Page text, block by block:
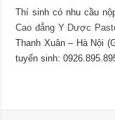
Thí sinh có nhu cầu
Cao đẳng Y Dược
Thanh Xuân – Hà Nội
tuyển sinh: